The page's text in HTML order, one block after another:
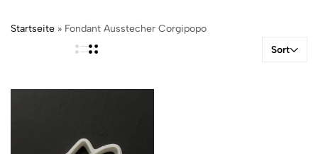
Startseite » Fondant Ausstecher Corgipopo
Sort